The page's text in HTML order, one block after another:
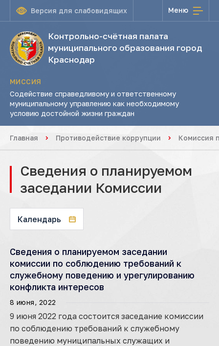
Версия для слабовидящих Меню
Контрольно-счётная палата
муниципального образования город
Краснодар
МИССИЯ
Содействие справедливому и ответственному
муниципальному управлению как необходимому
условию достойной жизни граждан
Главная Противодействие коррупции Комиссия
Сведения о планируемом
заседании Комиссии
Календарь
Сведения о планируемом заседании
комиссии по соблюдению требований к
служебному поведению и урегулированию
конфликта интересов
8 июня, 2022
9 июня 2022 года состоится заседание комиссии
по соблюдению требований к служебному
поведению муниципальных служащих и